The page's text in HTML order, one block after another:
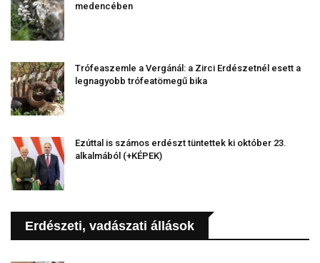
medencében
Trófeaszemle a Vergánál: a Zirci Erdészetnél esett a
legnagyobb trófeatömegű bika
Ezúttal is számos erdészt tüntettek ki október 23.
alkalmából (+KÉPEK)
Erdészeti, vadászati állások